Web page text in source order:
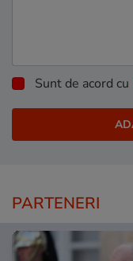
Sunt de acord cu
PARTENERI